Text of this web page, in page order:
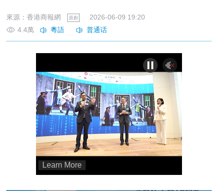
來源：香港商報網 原創
2026-06-09 19:20
4.4萬